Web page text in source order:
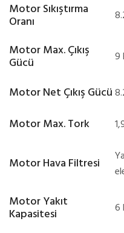
Motor Sıkıştırma
Oranı
Motor Max. Çıkış
Gücü 9
Motor Net Çıkış Gücü
Motor Max. Tork
Motor Hava Filtresi
Motor Yakıt
Kapasitesi 6